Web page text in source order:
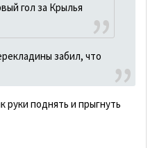
гол за Крылья
забил, что
руки поднять и прыгнуть